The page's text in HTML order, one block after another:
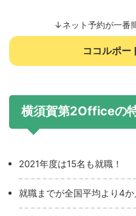
↓ネット予約が一番
ココルポー
横須賀第2Officeの
2021年度は15名も就職！
就職までが全国平均より4か